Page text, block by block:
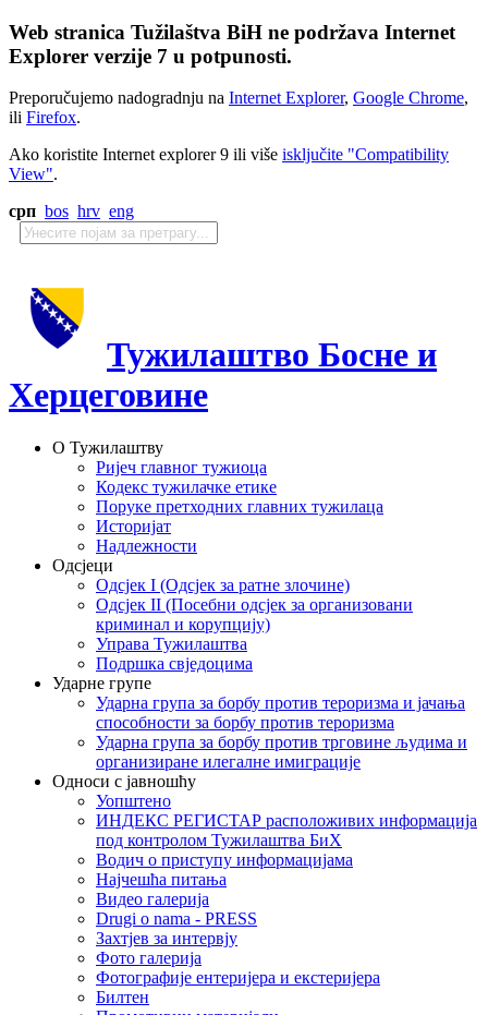
Web stranica Tužilaštva BiH ne podržava Internet
Explorer verzije 7 u potpunosti.
Preporučujemo nadogradnju na Internet Explorer, Google Chrome,
ili Firefox.
Ako koristite Internet explorer 9 ili više isključite "Compatibility
View".
срп bos hrv eng
Тужилаштво Босне и
Херцеговине
О Тужилаштву
Ријеч главног тужиоца
Кодекс тужилачке етике
Поруке претходних главних тужилаца
Историјат
Надлежности
Одсјеци
Одсјек I (Одсјек за ратне злочине)
Одсјек II (Посебни одсјек за организовани
криминал и корупцију)
Управа Тужилаштва
Подршка свједоцима
Ударне групе
Ударна група за борбу против тероризма и јачања
способности за борбу против тероризма
Ударна група за борбу против трговине људима и
организиране илегалне имиграције
Односи с јавношћу
Уопштено
ИНДЕКС РЕГИСТАР расположивих информација
под контролом Тужилаштва БиХ
Водич о приступу информацијама
Најчешћа питања
Видео галерија
Drugi o nama - PRESS
Захтјев за интервју
Фото галерија
Фотографије ентеријера и екстеријера
Билтен